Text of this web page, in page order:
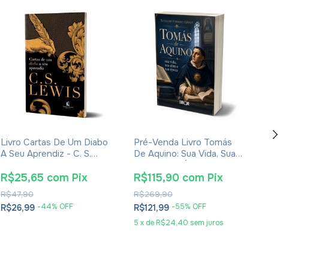
Livro Cartas De Um Diabo
A Seu Aprendiz - C. S.
R$26,99 -44% OFF
R$47,90
R$25,65 com Pix
Pré-Venda Livro Tomás
De Aquino: Sua Vida, Sua
Obra E Sua Época -
Eudaldo Forment Giralt
R$121,99 -55% OFF
5 x de R$24,40 sem juros
R$269,90
R$115,90 com Pix
Livro